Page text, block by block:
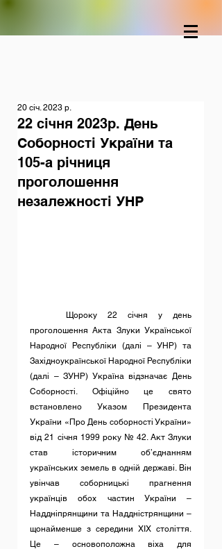
22 січня 2023р. День
Соборності України та
105-а річниця
проголошення
незалежності УНР
20 січ. 2023 р.
проголошення Акта Злуки Української
Народної Республіки (далі – УНР) та
Західноукраїнської Народної Республіки
(далі – ЗУНР) Україна відзначає День
Соборності. Офіційно це свято
встановлено Указом Президента
України «Про День соборності України»
від 21 січня 1999 року № 42. Акт Злуки
став історичним об’єднанням
українських земель в одній державі. Він
увінчав соборницькі прагнення
українців обох частин України –
Наддніпрянщини та Наддністрянщини –
щонайменше з середини XIX століття.
Це – основоположна віха для